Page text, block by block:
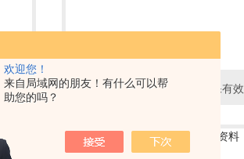
欢迎您！
来自局域网的朋友！有什么可以帮
助您的吗？
齐全抑尘剂防沙抑尘环保有效